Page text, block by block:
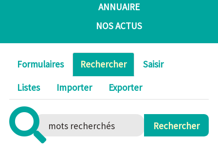
ANNUAIRE
NOS ACTUS
Formulaires Rechercher
Saisir
Listes
Importer Exporter